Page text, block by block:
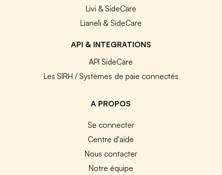
Livi & SideCare
Lianeli & SideCare
API & INTEGRATIONS
API SideCare
Les SIRH / Systèmes de paie connectés
A PROPOS
Se connecter
Centre d'aide
Nous contacter
Notre équipe